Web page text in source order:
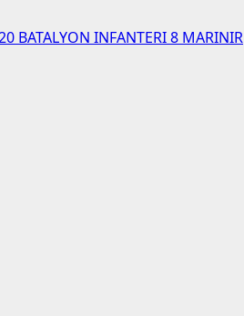
BATALYON INFANTERI 8 MARINIR